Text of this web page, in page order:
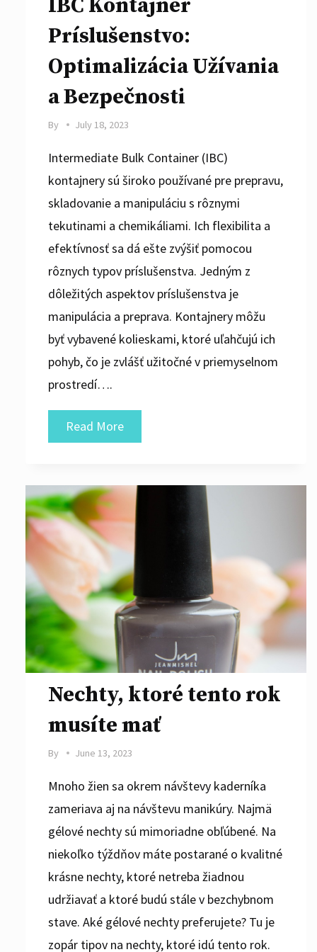
IBC Kontajner
Príslušenstvo:
Optimalizácia Užívania
a Bezpečnosti
By July 18, 2023
Intermediate Bulk Container (IBC)
kontajnery sú široko používané pre prepravu,
skladovanie a manipuláciu s rôznymi
tekutinami a chemikáliami. Ich flexibilita a
efektívnosť sa dá ešte zvýšiť pomocou
rôznych typov príslušenstva. Jedným z
dôležitých aspektov príslušenstva je
manipulácia a preprava. Kontajnery môžu
byť vybavené kolieskami, ktoré uľahčujú ich
pohyb, čo je zvlášť užitočné v priemyselnom
prostredí….
Read MoreIBC
Kontajner
Optimalizácia
Užívania
Bezpečnosti
Nechty, ktoré tento rok
musíte mať
By June 13, 2023
Mnoho žien sa okrem návštevy kaderníka
zameriava aj na návštevu manikúry. Najmä
gélové nechty sú mimoriadne obľúbené. Na
niekoľko týždňov máte postarané o kvalitné
krásne nechty, ktoré netreba žiadnou
udržiavať a ktoré budú stále v bezchybnom
stave. Aké gélové nechty preferujete? Tu je
zopár tipov na nechty, ktoré idú tento rok.